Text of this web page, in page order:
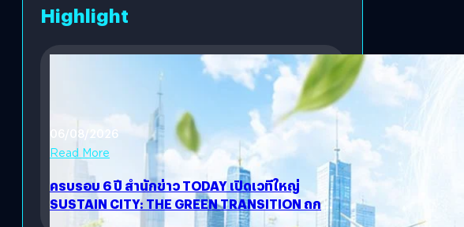
Highlight
06/08/2026
Read More
ครบรอบ 6 ปี สำนักข่าว TODAY เปิดเวทีใหญ่
SUSTAIN CITY: THE GREEN TRANSITION ถก
แนวทางปรับตัวสู่เศรษฐกิจสีเขียวอย่างยั่งยืน